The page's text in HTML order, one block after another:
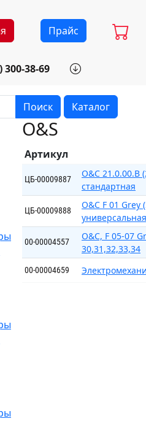
Прайс
300-38-69
8.30 - 17.00
Поиск Каталог
O&S
Артикул
ЦБ-00009887
O&C 21.0.00.B
стандартная
ЦБ-00009888
O&C F 01 Grey
00-00004557
O&C, F 05-07
30,31,32,33,34
00-00004659